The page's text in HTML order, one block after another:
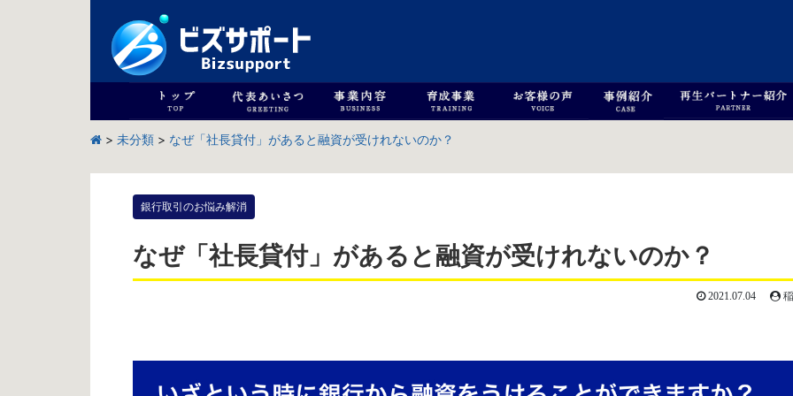
> 未分類 > なぜ「社長貸付」があると融資が受けれないのか？
銀行取引のお悩み解消
なぜ「社長貸付」があると融資が受けれないのか？
2021.07.04